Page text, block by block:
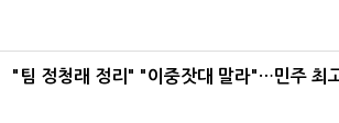
"팀 정청래 정리" "이중잣대 말라"…민주 최